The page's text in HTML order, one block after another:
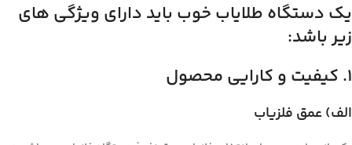
یک دستگاه طلایاب خوب باید دارای ویژگی های
زیر باشد:
۱. کیفیت و کارایی محصول
الف) عمق فلزیاب